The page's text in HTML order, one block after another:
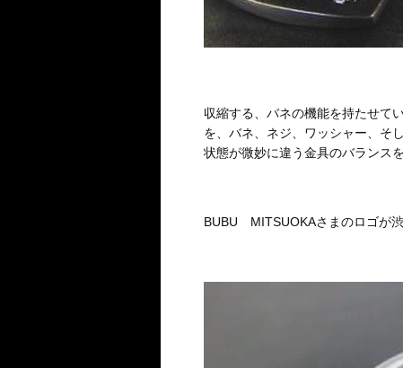
収縮する、バネの機能を持たせて
を、バネ、ネジ、ワッシャー、そ
状態が微妙に違う金具のバランス
BUBU MITSUOKAさまのロゴが渋